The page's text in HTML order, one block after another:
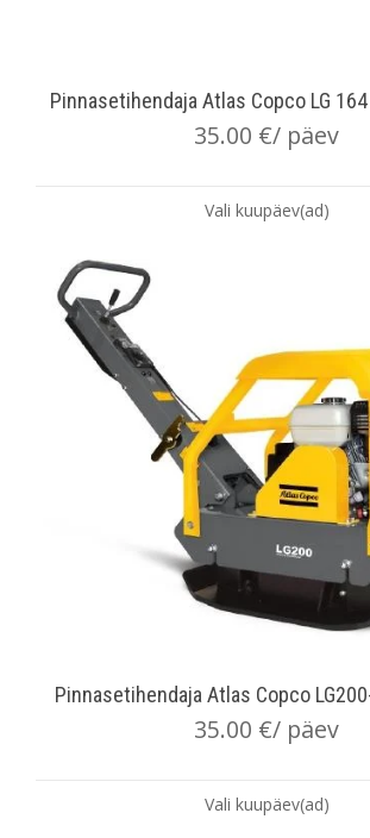
Pinnasetihendaja Atlas Copco LG
35.00 €/ päev
Vali kuupäev(ad)
Pinnasetihendaja Atlas Copco
35.00 €/ päev
Vali kuupäev(ad)